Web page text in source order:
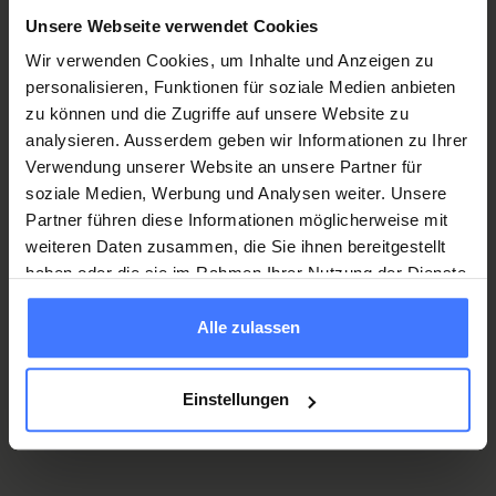
Unsere Webseite verwendet Cookies
Wir verwenden Cookies, um Inhalte und Anzeigen zu
personalisieren, Funktionen für soziale Medien anbieten
zu können und die Zugriffe auf unsere Website zu
analysieren. Ausserdem geben wir Informationen zu Ihrer
Verwendung unserer Website an unsere Partner für
soziale Medien, Werbung und Analysen weiter. Unsere
Partner führen diese Informationen möglicherweise mit
weiteren Daten zusammen, die Sie ihnen bereitgestellt
haben oder die sie im Rahmen Ihrer Nutzung der Dienste
gesammelt haben.
Alle zulassen
Einstellungen
Consigli su cosa leggere, ascoltare e vivere
Preziosi consigli
Discussione nella Community